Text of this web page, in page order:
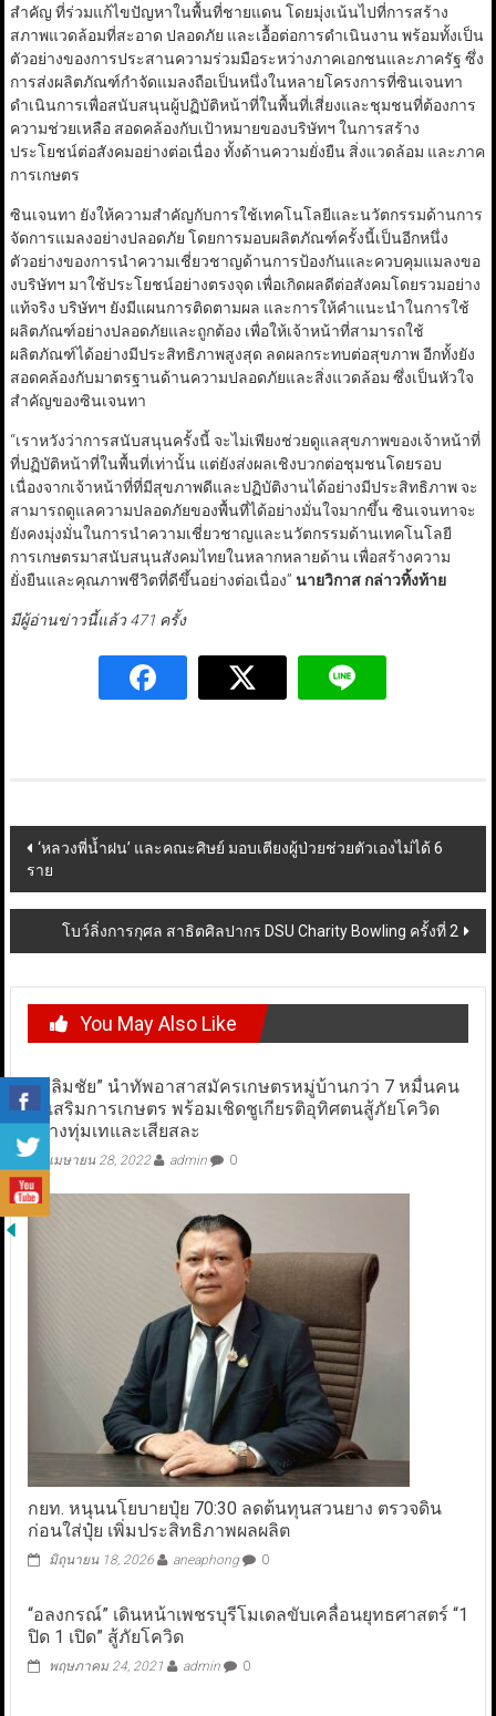
สำคัญ ที่ร่วมแก้ไขปัญหาในพื้นที่ชายแดน โดยมุ่งเน้นไปที่การสร้าง
สภาพแวดล้อมที่สะอาด ปลอดภัย และเอื้อต่อการดำเนินงาน พร้อมทั้งเป็น
ตัวอย่างของการประสานความร่วมมือระหว่างภาคเอกชนและภาครัฐ ซึ่ง
การส่งผลิตภัณฑ์กำจัดแมลงถือเป็นหนึ่งในหลายโครงการที่ซินเจนทา
ดำเนินการเพื่อสนับสนุนผู้ปฏิบัติหน้าที่ในพื้นที่เสี่ยงและชุมชนที่ต้องการ
ความช่วยเหลือ สอดคล้องกับเป้าหมายของบริษัทฯ ในการสร้าง
ประโยชน์ต่อสังคมอย่างต่อเนื่อง ทั้งด้านความยั่งยืน สิ่งแวดล้อม และภาค
การเกษตร
ซินเจนทา ยังให้ความสำคัญกับการใช้เทคโนโลยีและนวัตกรรมด้านการ
จัดการแมลงอย่างปลอดภัย โดยการมอบผลิตภัณฑ์ครั้งนี้เป็นอีกหนึ่ง
ตัวอย่างของการนำความเชี่ยวชาญด้านการป้องกันและควบคุมแมลงขอ
งบริษัทฯ มาใช้ประโยชน์อย่างตรงจุด เพื่อเกิดผลดีต่อสังคมโดยรวมอย่าง
แท้จริง บริษัทฯ ยังมีแผนการติดตามผล และการให้คำแนะนำในการใช้
ผลิตภัณฑ์อย่างปลอดภัยและถูกต้อง เพื่อให้เจ้าหน้าที่สามารถใช้
ผลิตภัณฑ์ได้อย่างมีประสิทธิภาพสูงสุด ลดผลกระทบต่อสุขภาพ อีกทั้งยัง
สอดคล้องกับมาตรฐานด้านความปลอดภัยและสิ่งแวดล้อม ซึ่งเป็นหัวใจ
สำคัญของซินเจนทา
“เราหวังว่าการสนับสนุนครั้งนี้ จะไม่เพียงช่วยดูแลสุขภาพของเจ้าหน้าที่
ที่ปฏิบัติหน้าที่ในพื้นที่เท่านั้น แต่ยังส่งผลเชิงบวกต่อชุมชนโดยรอบ
เนื่องจากเจ้าหน้าที่ที่มีสุขภาพดีและปฏิบัติงานได้อย่างมีประสิทธิภาพ จะ
สามารถดูแลความปลอดภัยของพื้นที่ได้อย่างมั่นใจมากขึ้น ซินเจนทาจะ
ยังคงมุ่งมั่นในการนำความเชี่ยวชาญและนวัตกรรมด้านเทคโนโลยี
การเกษตรมาสนับสนุนสังคมไทยในหลากหลายด้าน เพื่อสร้างความ
ยั่งยืนและคุณภาพชีวิตที่ดีขึ้นอย่างต่อเนื่อง” นายวิกาส กล่าวทิ้งท้าย
มีผู้อ่านข่าวนี้แล้ว 471 ครั้ง
Post
navigation
‘หลวงพี่น้ำฝน’ และคณะศิษย์ มอบเตียงผู้ป่วยช่วยตัวเองไม่ได้ 6
ราย
โบว์ลิ่งการกุศล สาธิตศิลปากร DSU Charity Bowling ครั้งที่ 2
You May Also Like
“เฉลิมชัย” นำทัพอาสาสมัครเกษตรหมู่บ้านกว่า 7 หมื่นคน
ส่งเสริมการเกษตร พร้อมเชิดชูเกียรติอุทิศตนสู้ภัยโควิด
อย่างทุ่มเทและเสียสละ
เมษายน 28, 2022 admin 0
กยท. หนุนนโยบายปุ๋ย 70:30 ลดต้นทุนสวนยาง ตรวจดิน
ก่อนใส่ปุ๋ย เพิ่มประสิทธิภาพผลผลิต
มิถุนายน 18, 2026 aneaphong 0
“อลงกรณ์” เดินหน้าเพชรบุรีโมเดลขับเคลื่อนยุทธศาสตร์ “1
ปิด 1 เปิด” สู้ภัยโควิด
พฤษภาคม 24, 2021 admin 0